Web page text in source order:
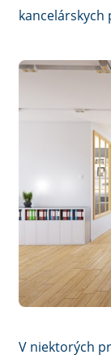
kancelárskych
V niektorých